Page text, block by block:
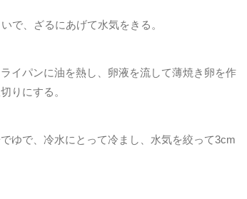
で、ざるにあげて水気をきる。
イパンに油を熱し、卵液を流して薄焼き卵を作
りにする。
ゆで、冷水にとって冷まし、水気を絞って3cm